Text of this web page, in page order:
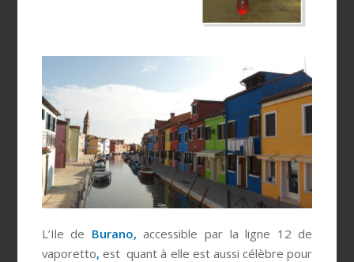
L’Ile de Burano,accessible par la ligne 12 de
vaporetto, est quant à elle est aussi célèbre pour